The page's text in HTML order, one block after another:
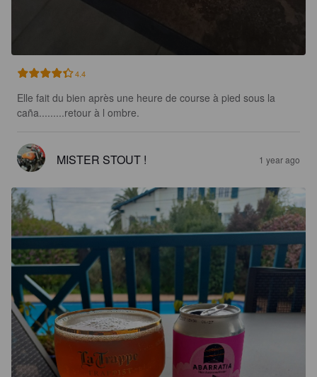
4.4
Elle fait du bien après une heure de course à pied sous la
caña.........retour à l ombre.
MISTER STOUT ! 1 year ago